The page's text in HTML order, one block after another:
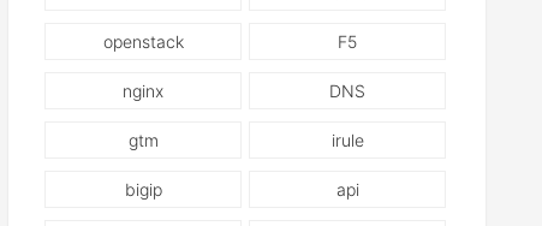
openstack F5
nginx DNS
gtm irule
bigip api